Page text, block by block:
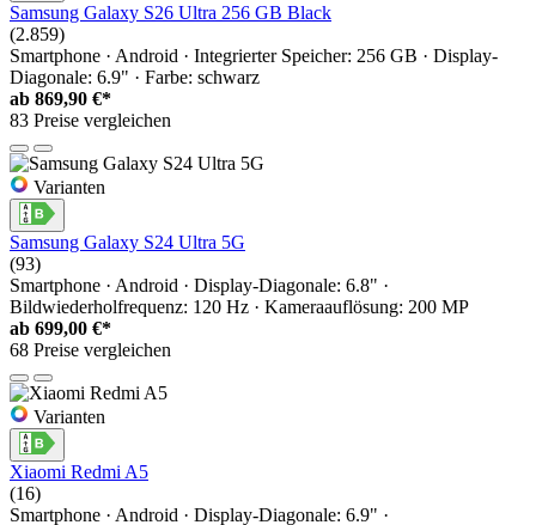
Samsung Galaxy S26 Ultra 256 GB Black
(2.859)
Smartphone · Android · Integrierter Speicher: 256 GB · Display-
Diagonale: 6.9" · Farbe: schwarz
ab 869,90 €*
83 Preise vergleichen
Varianten
Samsung Galaxy S24 Ultra 5G
(93)
Smartphone · Android · Display-Diagonale: 6.8" ·
Bildwiederholfrequenz: 120 Hz · Kameraauflösung: 200 MP
ab 699,00 €*
68 Preise vergleichen
Varianten
Xiaomi Redmi A5
(16)
Smartphone · Android · Display-Diagonale: 6.9" ·